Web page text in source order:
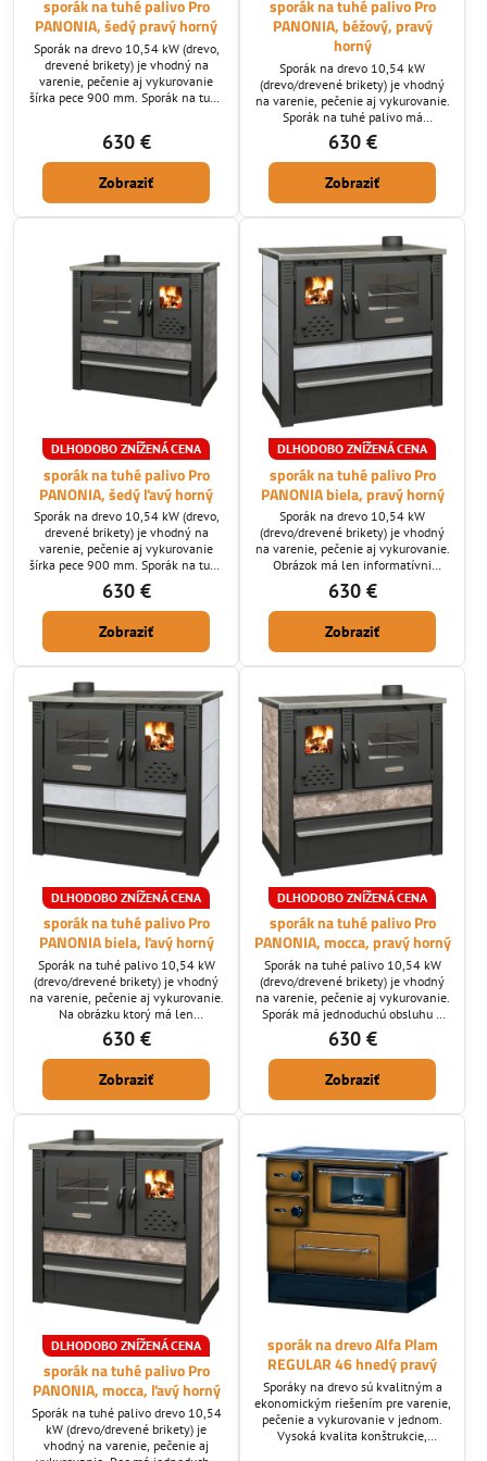
sporák na tuhé palivo Pro
PANONIA, šedý pravý horný
Sporák na drevo 10,54 kW (drevo,
drevené brikety) je vhodný na
varenie, pečenie aj vykurovanie
šírka pece 900 mm. Sporák na tuhé
sekundárneho vzduchu ktorý je
privedený pred sklo aby sklo
ostávalo čistejšie. Bočné obloženie
sú keramické dlaždice. Ohnisko je
630 €
Zobraziť
sporák na tuhé palivo Pro
PANONIA, béžový, pravý
horný
Sporák na drevo 10,54 kW
(drevo/drevené brikety) je vhodný
na varenie, pečenie aj vykurovanie.
Sporák na tuhé palivo má
jednoduchú obsluhu a úspornú
prevádzku. Sporák disponuje
varnými platňami, regulátorom
prívodu sekundárneho vzduchu
ktorý je privedený pred sklo aby
sklo ostávalo čistejšie. Bočné
Ohnisko je vyložené šamotovými
platňami. Rúra na pečenie je...
630 €
Zobraziť
DLHODOBO ZNÍŽENÁ CENA
sporák na tuhé palivo Pro
PANONIA, šedý ľavý horný
Sporák na drevo 10,54 kW (drevo,
drevené brikety) je vhodný na
varenie, pečenie aj vykurovanie
šírka pece 900 mm. Sporák na tuhé
palivo disponuje oceľovými varnými
platňami, regulátorom prívodu
sekundárneho vzduchu ktorý je
privedený pred sklo aby sklo
ostávalo čistejšie. Bočné obloženie
sú keramické dlaždice. Ohnisko je
vyložené šamotovými platňami.
Rúra na pečenie je vyrobená z
nerezovej...
630 €
Zobraziť
DLHODOBO ZNÍŽENÁ CENA
sporák na tuhé palivo Pro
PANONIA biela, pravý horný
Sporák na drevo 10,54 kW
(drevo/drevené brikety) je vhodný
na varenie, pečenie aj vykurovanie.
Obrázok má len informatívni
charakter, predávaná farba
starosvetská biela - taká špinavá
biela. Sporák na tuhé palivo má
jednoduchú obsluhu a úspornú
630 €
Zobraziť
DLHODOBO ZNÍŽENÁ CENA
sporák na tuhé palivo Pro
PANONIA biela, ľavý horný
Sporák na tuhé palivo 10,54 kW
(drevo/drevené brikety) je vhodný
na varenie, pečenie aj vykurovanie.
Na obrázku ktorý má len
informatívni charakter je ľavé
napojenie - predávaná farba
starosvetská biela. Má jednoduchú
obsluhu a úspornú prevádzku.
630 €
Zobraziť
DLHODOBO ZNÍŽENÁ CENA
sporák na tuhé palivo Pro
PANONIA, mocca, pravý horný
Sporák na tuhé palivo 10,54 kW
(drevo/drevené brikety) je vhodný
na varenie, pečenie aj vykurovanie.
Sporák má jednoduchú obsluhu a
úspornú prevádzku. Sporák
disponuje varnými platňami,
regulátorom prívodu sekundárneho
vzduchu ktorý je privedený pred
sklo aby sklo ostávalo čistejšie.
Bočné obloženie sú keramické
šamotovými platňami. Rúra na
pečenie je vyrobená z...
630 €
Zobraziť
DLHODOBO ZNÍŽENÁ CENA
sporák na tuhé palivo Pro
PANONIA, mocca, ľavý horný
Sporák na tuhé palivo drevo 10,54
kW (drevo/drevené brikety) je
vhodný na varenie, pečenie aj
sporák na drevo Alfa Plam
REGULAR 46 hnedý pravý
Sporáky na drevo sú kvalitným a
ekonomickým riešením pre varenie,
pečenie a vykurovanie v jednom.
Vysoká kvalita konštrukcie,